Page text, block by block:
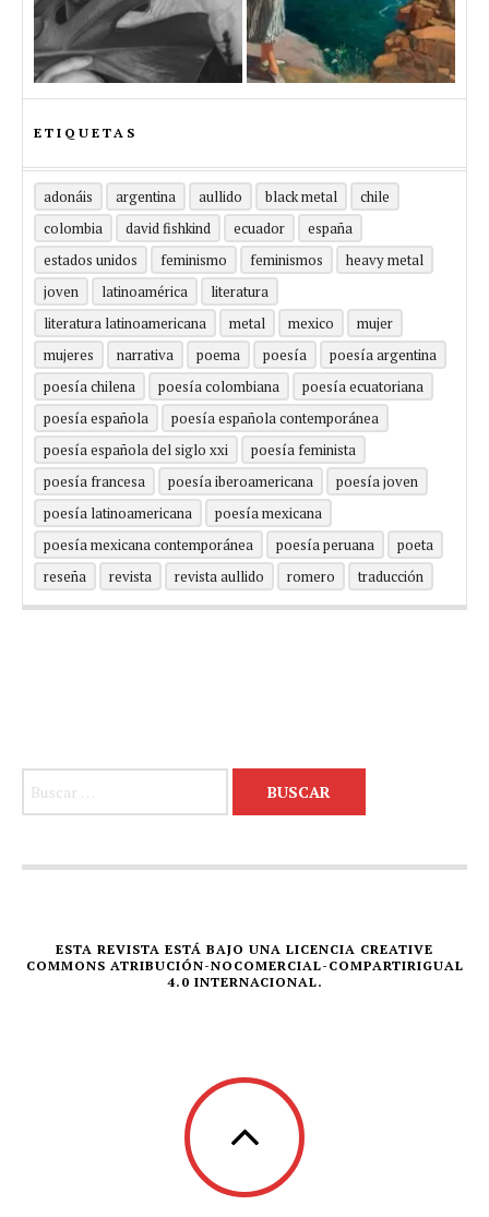
ETIQUETAS
adonáis argentina aullido black metal
chile
colombia
david fishkind ecuador
españa
estados unidos
feminismo feminismos
heavy metal
joven
latinoamérica
literatura
literatura latinoamericana
metal mexico
mujer
mujeres
narrativa poema poesía
poesía argentina
poesía chilena
poesía colombiana
poesía ecuatoriana
poesía española
poesía española contemporánea
poesía española del siglo xxi
poesía feminista
poesía francesa
poesía iberoamericana
poesía joven
poesía latinoamericana
poesía mexicana
poesía mexicana contemporánea
poesía peruana
poeta
reseña
revista revista aullido romero traducción
ESTA REVISTA ESTÁ BAJO UNA LICENCIA CREATIVE
COMMONS ATRIBUCIÓN-NOCOMERCIAL-COMPARTIRIGUAL
4.0 INTERNACIONAL.